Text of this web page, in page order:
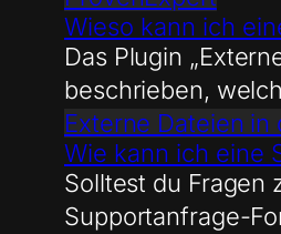
Wieso kann ich
Das Plugin
beschrieben,
Externe Dateien
Wie kann ich eine
Solltest du Fragen
Supportanfrage-